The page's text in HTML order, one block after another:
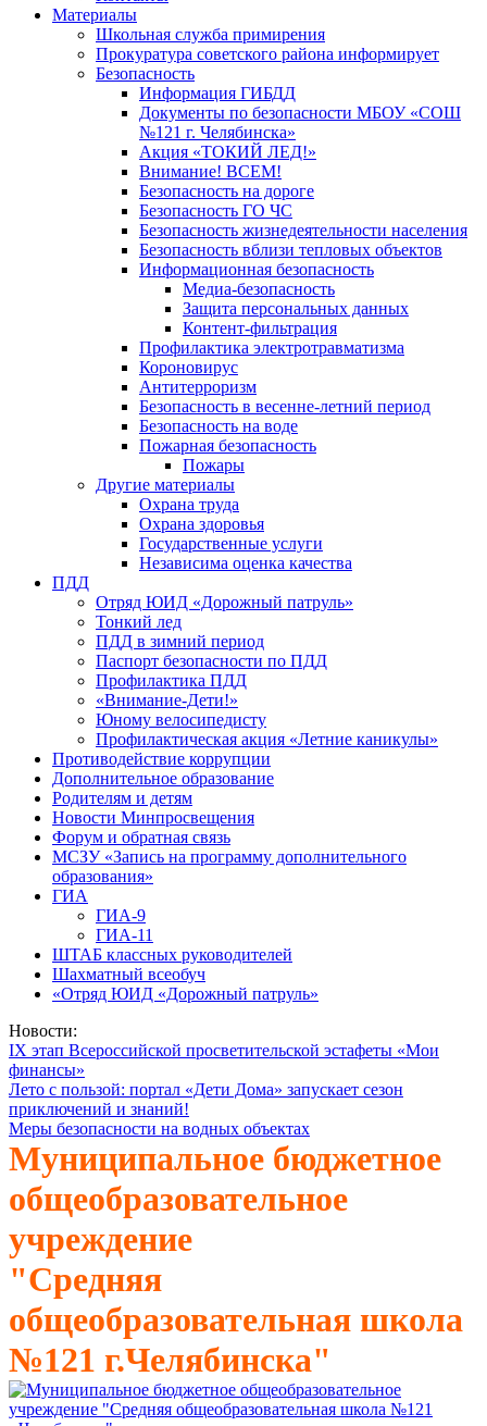
Материалы
Школьная служба примирения
Прокуратура советского района информирует
Безопасность
Информация ГИБДД
Документы по безопасности МБОУ «СОШ
№121 г. Челябинска»
Акция «ТОКИЙ ЛЕД!»
Внимание! ВСЕМ!
Безопасность на дороге
Безопасность ГО ЧС
Безопасность жизнедеятельности населения
Безопасность вблизи тепловых объектов
Информационная безопасность
Медиа-безопасность
Защита персональных данных
Контент-фильтрация
Профилактика электротравматизма
Короновирус
Антитерроризм
Безопасность в весенне-летний период
Безопасность на воде
Пожарная безопасность
Пожары
Другие материалы
Охрана труда
Охрана здоровья
Государственные услуги
Независима оценка качества
ПДД
Отряд ЮИД «Дорожный патруль»
Тонкий лед
ПДД в зимний период
Паспорт безопасности по ПДД
Профилактика ПДД
«Внимание-Дети!»
Юному велосипедисту
Профилактическая акция «Летние каникулы»
Противодействие коррупции
Дополнительное образование
Родителям и детям
Новости Минпросвещения
Форум и обратная связь
МСЗУ «Запись на программу дополнительного
образования»
ГИА
ГИА-9
ГИА-11
ШТАБ классных руководителей
Шахматный всеобуч
«Отряд ЮИД «Дорожный патруль»
Новости:
IX этап Всероссийской просветительской эстафеты «Мои
финансы»
Лето с пользой: портал «Дети Дома» запускает сезон
приключений и знаний!
Меры безопасности на водных объектах
Муниципальное бюджетное
общеобразовательное
учреждение
"Средняя
общеобразовательная школа
№121 г.Челябинска"